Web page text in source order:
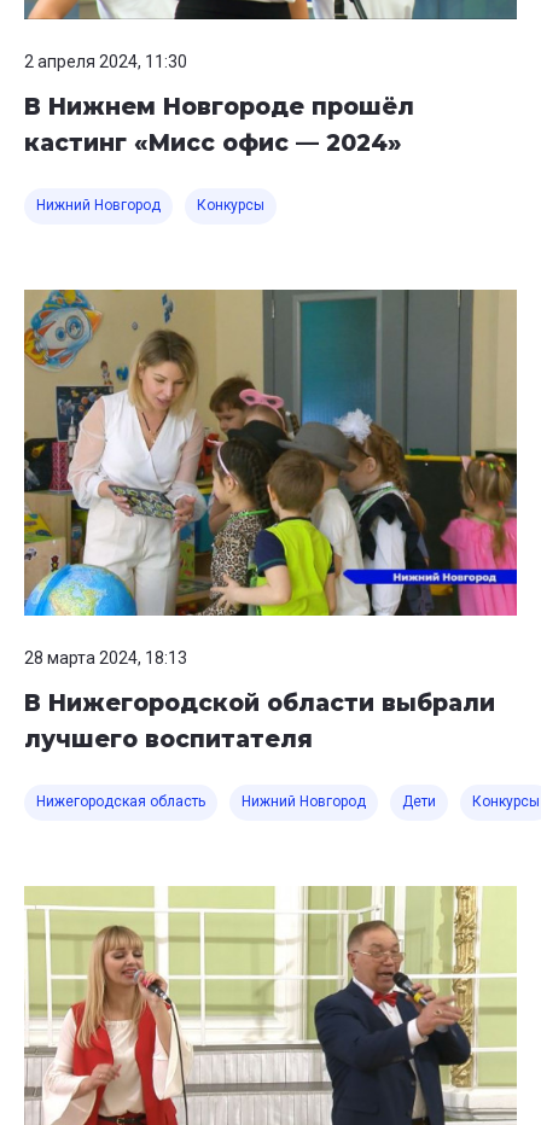
2 апреля 2024, 11:30
В Нижнем Новгороде прошёл
кастинг «Мисс офис — 2024»
Нижний Новгород Конкурсы
28 марта 2024, 18:13
В Нижегородской области выбрали
лучшего воспитателя
Нижегородская область Нижний Новгород Дети Конкурсы